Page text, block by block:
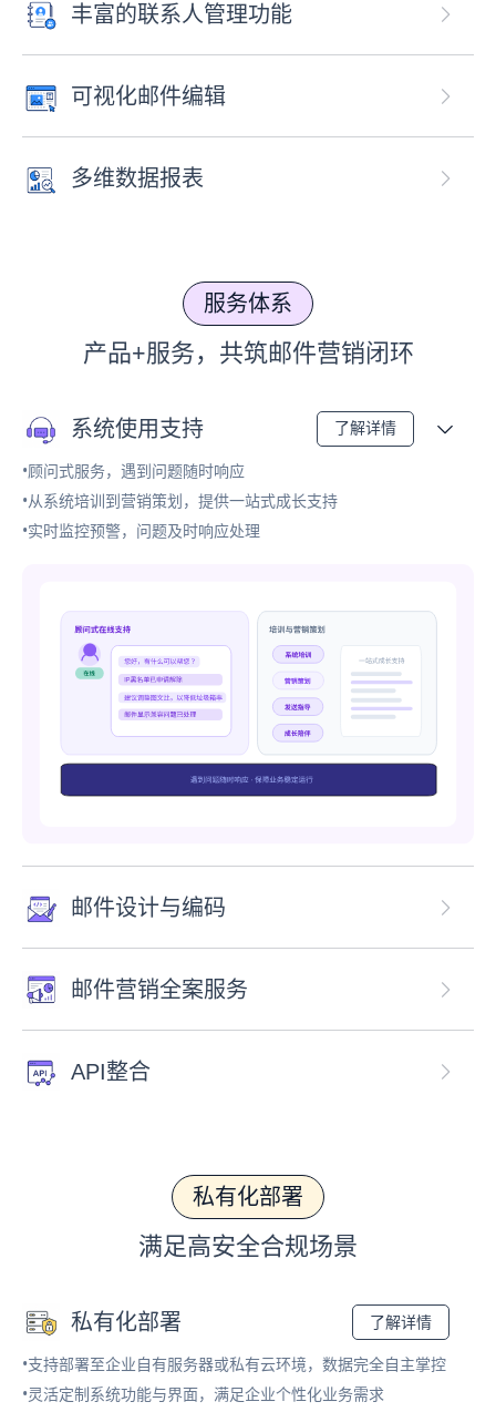
丰富的联系人管理功能
可视化邮件编辑
多维数据报表
服务体系
产品+服务，共筑邮件营销闭环
系统使用支持 了解详情
•顾问式服务，遇到问题随时响应
•从系统培训到营销策划，提供一站式成长支持
•实时监控预警，问题及时响应处理
邮件设计与编码
邮件营销全案服务
API整合
私有化部署
满足高安全合规场景
私有化部署 了解详情
•支持部署至企业自有服务器或私有云环境，数据完全自主掌控
•灵活定制系统功能与界面，满足企业个性化业务需求